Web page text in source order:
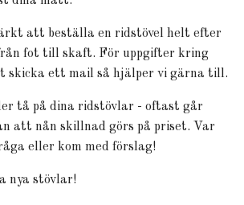
att beställa en ridstövel helt efter
fot till skaft. För uppgifter kring
skicka ett mail så hjälper vi gärna till.
tå på dina ridstövlar - oftast går
att nån skillnad görs på priset. Var
eller kom med förslag!
nya stövlar!